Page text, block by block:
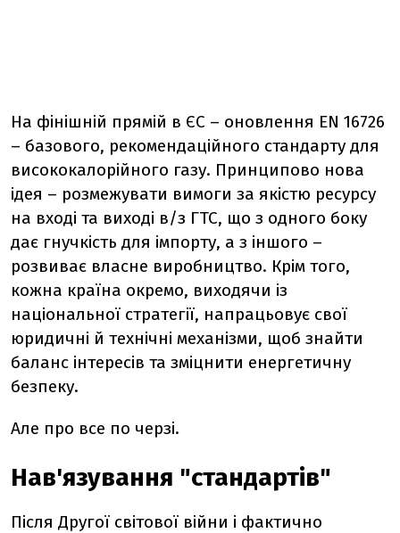
На фінішній прямій в ЄС – оновлення EN 16726
– базового, рекомендаційного стандарту для
висококалорійного газу. Принципово нова
ідея – розмежувати вимоги за якістю ресурсу
на вході та виході в/з ГТС, що з одного боку
дає гнучкість для імпорту, а з іншого –
розвиває власне виробництво. Крім того,
кожна країна окремо, виходячи із
національної стратегії, напрацьовує свої
юридичні й технічні механізми, щоб знайти
баланс інтересів та зміцнити енергетичну
безпеку.
Але про все по черзі.
Нав'язування "стандартів"
Після Другої світової війни і фактично